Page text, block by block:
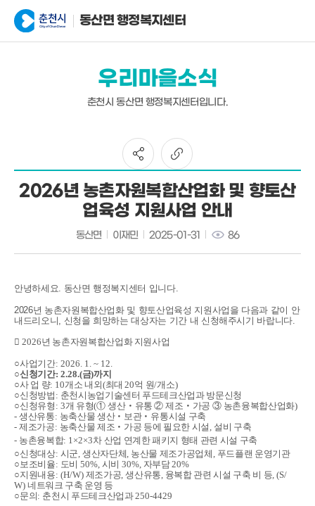
동산면 행정복지센터
우리마을소식
춘천시 동산면 행정복지센터입니다.
2026년 농촌자원복합산업화 및 향토산
업육성 지원사업 안내
동산면 이재민 2025-01-31 86
안녕하세요. 동산면 행정복지센터 입니다.
2026년 농촌자원복합산업화 및 향토산업육성 지원사업을 다음과 같이 안
내드리오니, 신청을 희망하는 대상자는 기간 내 신청해주시기 바랍니다.
󰊱 2026년 농촌자원복합산업화 지원사업
○사업기간: 2026. 1. ~ 12.
○신청기간: 2.28.(금)까지
○사 업 량: 10개소 내외 (최대20억 원/개소)
○신청방법 : 춘천시농업기술센터 푸드테크산업과 방문신청
○신청유형 : 3개 유형(①생산‧ 유통②제조 ‧ 가공 ③ 농촌융복합산업화)
- 생산유통: 농축산물 생산‧ 보관‧ 유통시설 구축
- 제조가공: 농축산물 제조 ‧ 가공 등에 필요한 시설 , 설비 구축
- 농촌융복합: 1×2×3차 산업 연계한 패키지 형태 관련 시설 구축
○신청대상: 시군, 생산자단체 , 농산물 제조가공업체 , 푸드플랜 운영기관
○보조비율: 도비 50%, 시비 30%, 자부담20%
○지원내용: (H/W) 제조가공,생산유통, 융복합 관련 시설 구축 비 등, (S/
W) 네트워크 구축 운영 등
○문의 : 춘천시 푸드테크산업과250-4429